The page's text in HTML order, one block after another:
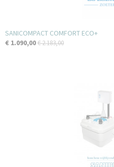
SANICOMPACT COMFORT ECO+
€ 1.090,00€ 2.183,00